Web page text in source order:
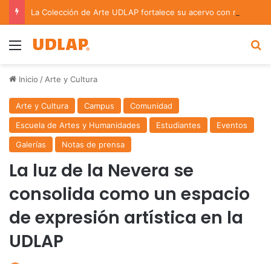
Menu
Inicio / Arte y Cultura
Arte y Cultura Campus
Comunidad
Escuela de Artes y Humanidades
Estudiantes
Eventos
Galerías
Notas de prensa
La luz de la Nevera se
consolida como un espacio
de expresión artística en la
UDLAP